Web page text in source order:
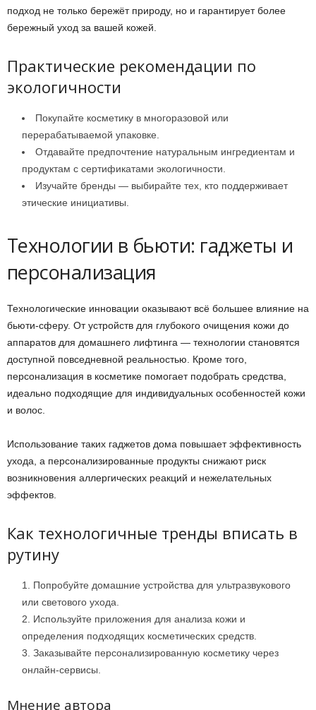
подход не только бережёт природу, но и гарантирует более
бережный уход за вашей кожей.
Практические рекомендации по
экологичности
Покупайте косметику в многоразовой или
перерабатываемой упаковке.
Отдавайте предпочтение натуральным ингредиентам и
продуктам с сертификатами экологичности.
Изучайте бренды — выбирайте тех, кто поддерживает
этические инициативы.
Технологии в бьюти: гаджеты и
персонализация
Технологические инновации оказывают всё большее влияние на
бьюти-сферу. От устройств для глубокого очищения кожи до
аппаратов для домашнего лифтинга — технологии становятся
доступной повседневной реальностью. Кроме того,
персонализация в косметике помогает подобрать средства,
идеально подходящие для индивидуальных особенностей кожи
и волос.
Использование таких гаджетов дома повышает эффективность
ухода, а персонализированные продукты снижают риск
возникновения аллергических реакций и нежелательных
эффектов.
Как технологичные тренды вписать в
рутину
Попробуйте домашние устройства для ультразвукового
или светового ухода.
Используйте приложения для анализа кожи и
определения подходящих косметических средств.
Заказывайте персонализированную косметику через
онлайн-сервисы.
Мнение автора